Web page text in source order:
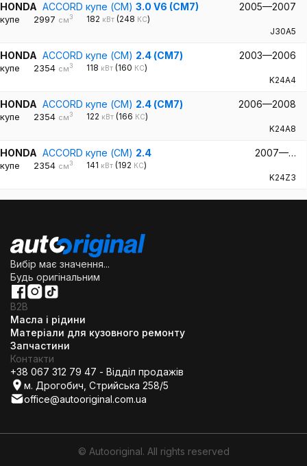
HONDA ACCORD купе (CM) 3.0 V6 (CM7) 2005—2007
купе 2997 см3 182 кВт (248 КС)
J30A5
HONDA ACCORD купе (CM) 2.4 (CM7) 2003—2006
купе 2354 см3 118 кВт (160 КС)
K24A4
HONDA ACCORD купе (CM) 2.4 (CM7) 2006—2008
купе 2354 см3 122 кВт (166 КС)
K24A8
HONDA ACCORD купе (CM) 2.4 2007—…
купе 2354 см3 141 кВт (192 КС)
K24Z3
Вибір має значення...
Будь оригінальним
B2B
Масла і рідини
Матеріали для кузовного ремонту
Запчастини
Контакти
+38 067 312 79 47 - Відділ продажів
м. Дрогобич, Стрийська 258/5
office@autooriginal.com.ua
© Autooriginal. All rights reserved